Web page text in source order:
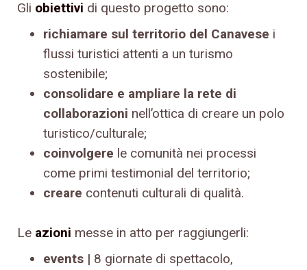
Gli obiettivi di questo progetto sono:
richiamare sul territorio del Canavese i
flussi turistici attenti a un turismo
sostenibile;
consolidare e ampliare la rete di
collaborazioni nell’ottica di creare un polo
turistico/culturale;
coinvolgere le comunità nei processi
come primi testimonial del territorio;
creare contenuti culturali di qualità.
Le azioni messe in atto per raggiungerli:
events | 8 giornate di spettacolo,